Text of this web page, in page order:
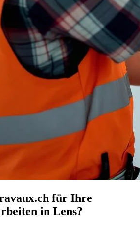
für Ihre
in Lens?